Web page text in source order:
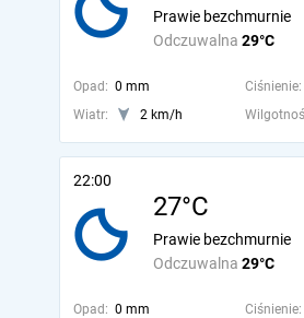
Odczuwalna 29°C
Prawie bezchmurnie
Opad: 0 mm Ciśnienie:
Wiatr:
2 km/h
22:00
27°C
Odczuwalna 29°C
Prawie bezchmurnie
Opad: 0 mm Ciśnienie: